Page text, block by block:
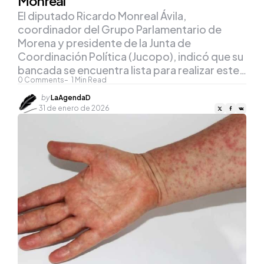
0 Comments 1 Min Read
El diputado Ricardo Monreal Ávila,
coordinador del Grupo Parlamentario de
Morena y presidente de la Junta de
Coordinación Política (Jucopo), indicó que su
bancada se encuentra lista para realizar este…
Posted
by
byLaAgendaD
31 de enero de 2026